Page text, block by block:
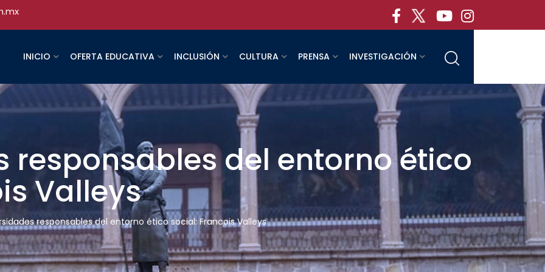
INICIO OFERTA EDUCATIVA INCLUSIÓN CULTURA PRENSA INVESTIGACIÓN
responsables del entorno ético
Valleys
responsables del entorno ético social: Francois Valleys